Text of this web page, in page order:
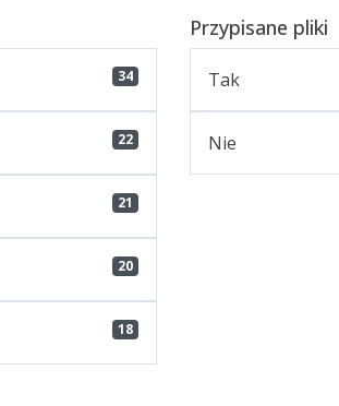
34
22
21
20
18
Przypisane pliki
Tak
Nie